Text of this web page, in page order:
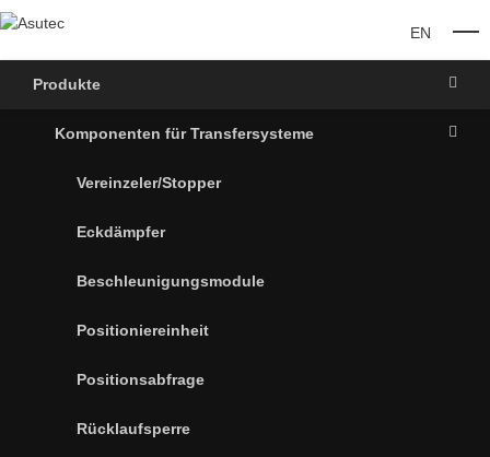
EN
Produkte
Komponenten für Transfersysteme
Vereinzeler/Stopper
Eckdämpfer
Beschleunigungsmodule
Positioniereinheit
Positionsabfrage
Rücklaufsperre